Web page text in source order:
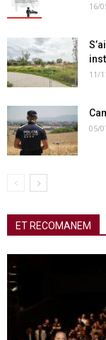
16/
11/
05/
ET RECOMANEM